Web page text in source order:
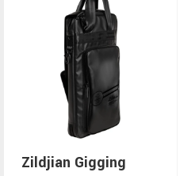
Zildjian Gigging